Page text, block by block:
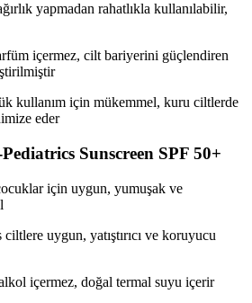
yapmadan rahatlıkla kullanılabilir,
içermez, cilt bariyerini güçlendiren
kullanım için mükemmel, kuru ciltlerde
eder
Sunscreen SPF 50+
için uygun, yumuşak ve
ciltlere uygun, yatıştırıcı ve koruyucu
içermez, doğal termal suyu içerir